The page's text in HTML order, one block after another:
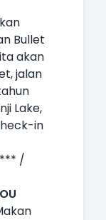
Bullet
akan
jalan
Lake,
in
/